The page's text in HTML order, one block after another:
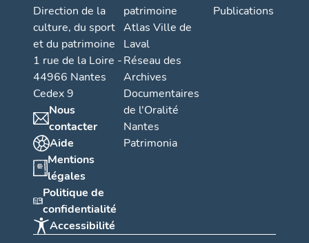
Direction de la
culture, du sport
et du patrimoine
1 rue de la Loire -
44966 Nantes
Cedex 9
Nous
contacter
Aide
Mentions
légales
Politique de
confidentialité
Accessibilité
patrimoine
Atlas Ville de
Laval
Réseau des
Archives
Documentaires
de l'Oralité
Nantes
Patrimonia
Publications